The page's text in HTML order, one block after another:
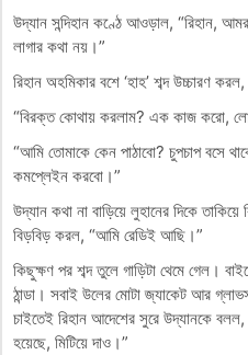
উদ্যান সন্দিহান কণ্ঠে আওড়াল, “রিহান,
লাগার কথা নয়।”
রিহান অহমিকার বশে ‘হাহ’ শব্দ উচ্চারণ
“বিরক্ত কোথায় করলাম? এক কাজ করো,
“আমি তোমাকে কেন পাঠাবো? চুপচাপ বসে
কমপ্লেইন করবো।”
উদ্যান কথা না বাড়িয়ে লুহানের দিকে
বিড়বিড় করল, “আমি রেডিই আছি।”
কিছুক্ষণ পর শব্দ তুলে গাড়িটা থেমে গেল।
ঠান্ডা। সবাই উলের মোটা জ্যাকেট আর
চাইতেই রিহান আদেশের সুরে উদ্যানকে
হয়েছে, মিটিয়ে দাও।”